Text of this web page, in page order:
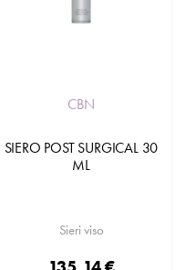
CBN
SIERO POST SURGICAL 30
ML
Sieri viso